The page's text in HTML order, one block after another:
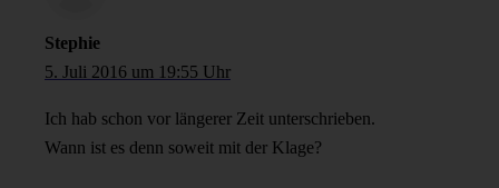
Stephie
5. Juli 2016 um 19:55 Uhr
Ich hab schon vor längerer Zeit unterschrieben.
Wann ist es denn soweit mit der Klage?